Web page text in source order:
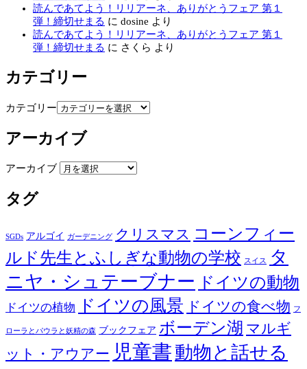
読んであてよう！リリアーネ、ありがとうフェア 第１
弾！締切せまる に dosine より
読んであてよう！リリアーネ、ありがとうフェア 第１
弾！締切せまる に さくら より
カテゴリー
カテゴリー
アーカイブ
アーカイブ
タグ
SGDs アルゴイ ガーデニング クリスマス コーンフィー
ルド先生とふしぎな動物の学校 スイス
タ
ニヤ・シュテーブナー ドイツの動物
ドイツの植物 ドイツの風景 ドイツの食べ物 フ
ローラとパウラと妖精の森 ブックフェア ボーデン湖 マルギ
ット・アウアー 児童書 動物と話せる